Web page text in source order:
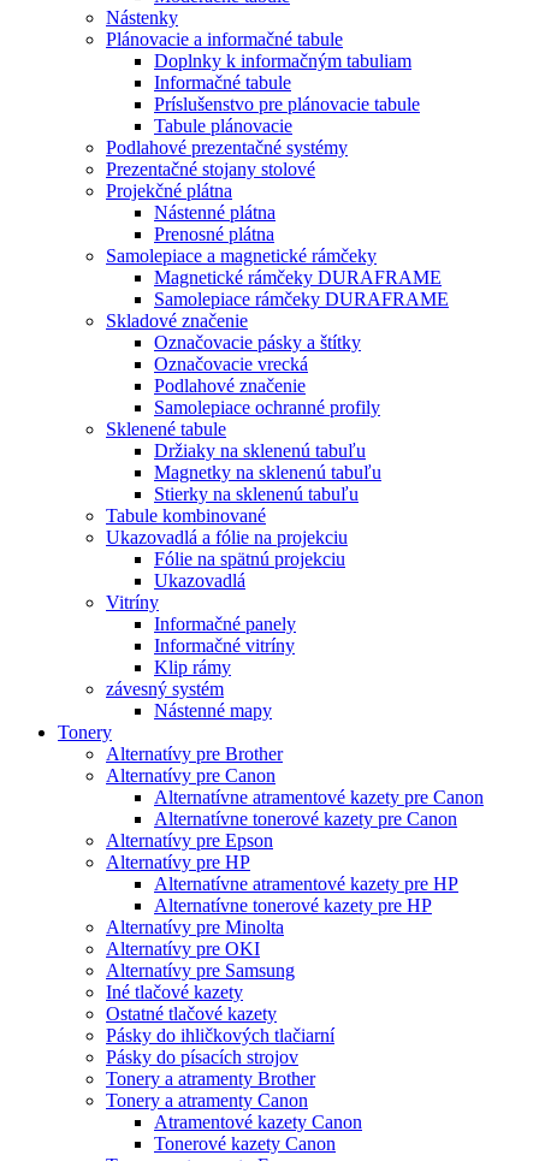
Nástenky
Plánovacie a informačné tabule
Doplnky k informačným tabuliam
Informačné tabule
Príslušenstvo pre plánovacie tabule
Tabule plánovacie
Podlahové prezentačné systémy
Prezentačné stojany stolové
Projekčné plátna
Nástenné plátna
Prenosné plátna
Samolepiace a magnetické rámčeky
Magnetické rámčeky DURAFRAME
Samolepiace rámčeky DURAFRAME
Skladové značenie
Označovacie pásky a štítky
Označovacie vrecká
Podlahové značenie
Samolepiace ochranné profily
Sklenené tabule
Držiaky na sklenenú tabuľu
Magnetky na sklenenú tabuľu
Stierky na sklenenú tabuľu
Tabule kombinované
Ukazovadlá a fólie na projekciu
Fólie na spätnú projekciu
Ukazovadlá
Vitríny
Informačné panely
Informačné vitríny
Klip rámy
závesný systém
Nástenné mapy
Tonery
Alternatívy pre Brother
Alternatívy pre Canon
Alternatívne atramentové kazety pre Canon
Alternatívne tonerové kazety pre Canon
Alternatívy pre Epson
Alternatívy pre HP
Alternatívne atramentové kazety pre HP
Alternatívne tonerové kazety pre HP
Alternatívy pre Minolta
Alternatívy pre OKI
Alternatívy pre Samsung
Iné tlačové kazety
Ostatné tlačové kazety
Pásky do ihličkových tlačiarní
Pásky do písacích strojov
Tonery a atramenty Brother
Tonery a atramenty Canon
Atramentové kazety Canon
Tonerové kazety Canon